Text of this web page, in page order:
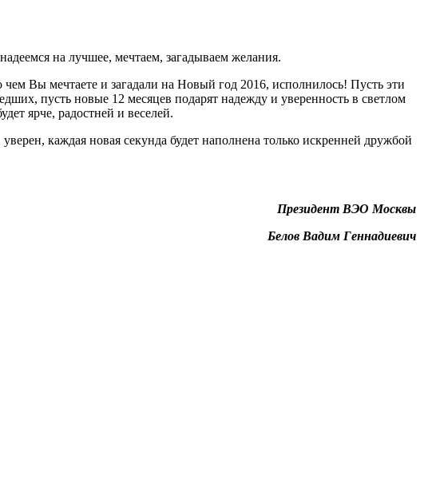
на лучшее, мечтаем, загадываем желания.
чем Вы мечтаете и загадали на Новый год 2016, исполнилось! Пусть эти
пусть новые 12 месяцев подарят надежду и уверенность в светлом
ярче, радостней и веселей.
каждая новая секунда будет наполнена только искренней дружбой
Президент ВЭО Москвы
Белов Вадим Геннадиевич